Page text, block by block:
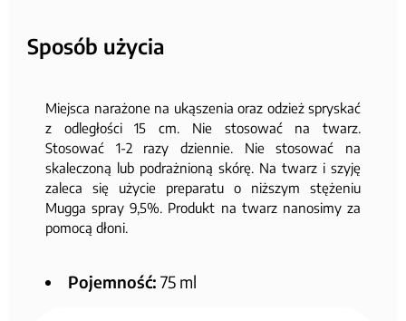
Sposób użycia
Miejsca narażone na ukąszenia oraz odzież spryskać
z odległości 15 cm. Nie stosować na twarz.
Stosować 1-2 razy dziennie. Nie stosować na
skaleczoną lub podrażnioną skórę. Na twarz i szyję
zaleca się użycie preparatu o niższym stężeniu
Mugga spray 9,5%. Produkt na twarz nanosimy za
pomocą dłoni.
Pojemność: 75 ml